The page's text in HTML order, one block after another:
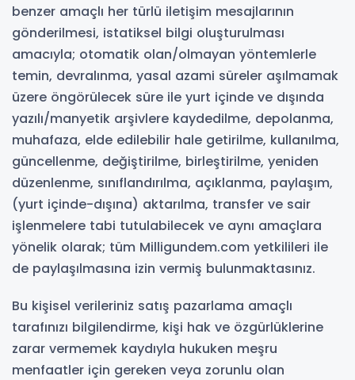
benzer amaçlı her türlü iletişim mesajlarının
gönderilmesi, istatiksel bilgi oluşturulması
amacıyla; otomatik olan/olmayan yöntemlerle
temin, devralınma, yasal azami süreler aşılmamak
üzere öngörülecek süre ile yurt içinde ve dışında
yazılı/manyetik arşivlere kaydedilme, depolanma,
muhafaza, elde edilebilir hale getirilme, kullanılma,
güncellenme, değiştirilme, birleştirilme, yeniden
düzenlenme, sınıflandırılma, açıklanma, paylaşım,
(yurt içinde-dışına) aktarılma, transfer ve sair
işlenmelere tabi tutulabilecek ve aynı amaçlara
yönelik olarak; tüm Milligundem.com yetkilileri ile
de paylaşılmasına izin vermiş bulunmaktasınız.
Bu kişisel verileriniz satış pazarlama amaçlı
tarafınızı bilgilendirme, kişi hak ve özgürlüklerine
zarar vermemek kaydıyla hukuken meşru
menfaatler için gereken veya zorunlu olan